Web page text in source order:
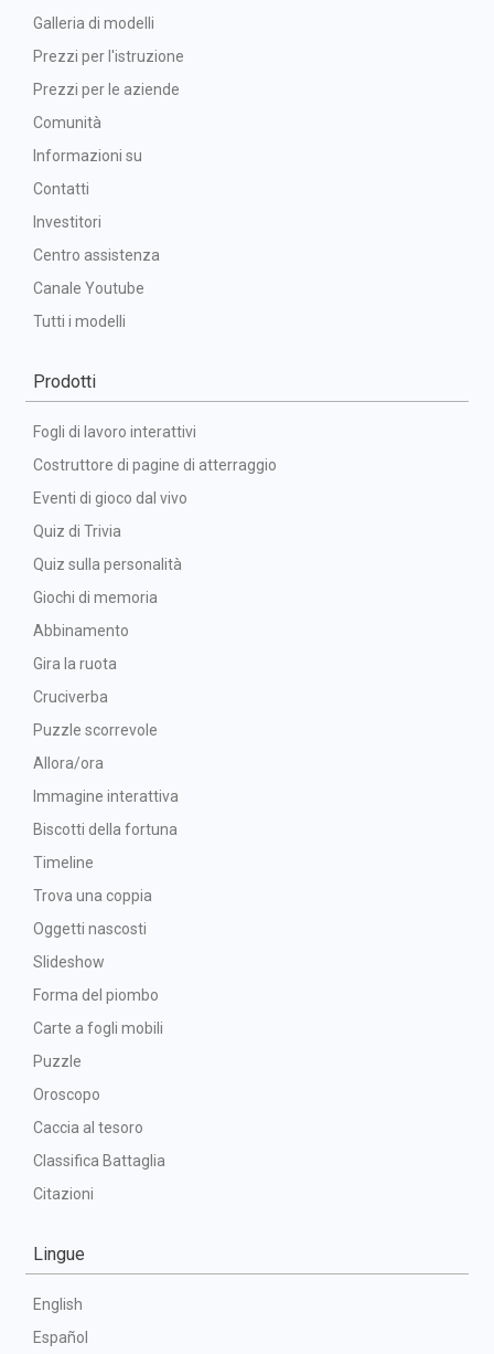
Galleria di modelli
Prezzi per l'istruzione
Prezzi per le aziende
Comunità
Informazioni su
Contatti
Investitori
Centro assistenza
Canale Youtube
Tutti i modelli
Prodotti
Fogli di lavoro interattivi
Costruttore di pagine di atterraggio
Eventi di gioco dal vivo
Quiz di Trivia
Quiz sulla personalità
Giochi di memoria
Abbinamento
Gira la ruota
Cruciverba
Puzzle scorrevole
Allora/ora
Immagine interattiva
Biscotti della fortuna
Timeline
Trova una coppia
Oggetti nascosti
Slideshow
Forma del piombo
Carte a fogli mobili
Puzzle
Oroscopo
Caccia al tesoro
Classifica Battaglia
Citazioni
Lingue
English
Español